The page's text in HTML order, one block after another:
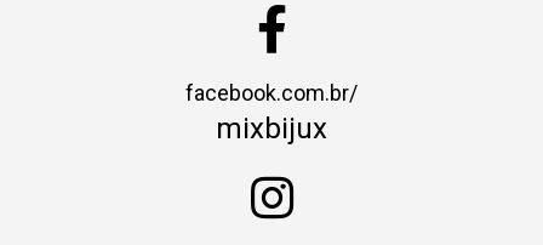
facebook.com.br/
mixbijux